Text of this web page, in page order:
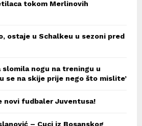
tokom Merlinovih
ostaje u Schalkeu u sezoni pred
slomila nogu na treningu u
se na skije prije nego što mislite’
novi fudbaler Juventusa!
– Cuci iz Bosanskog